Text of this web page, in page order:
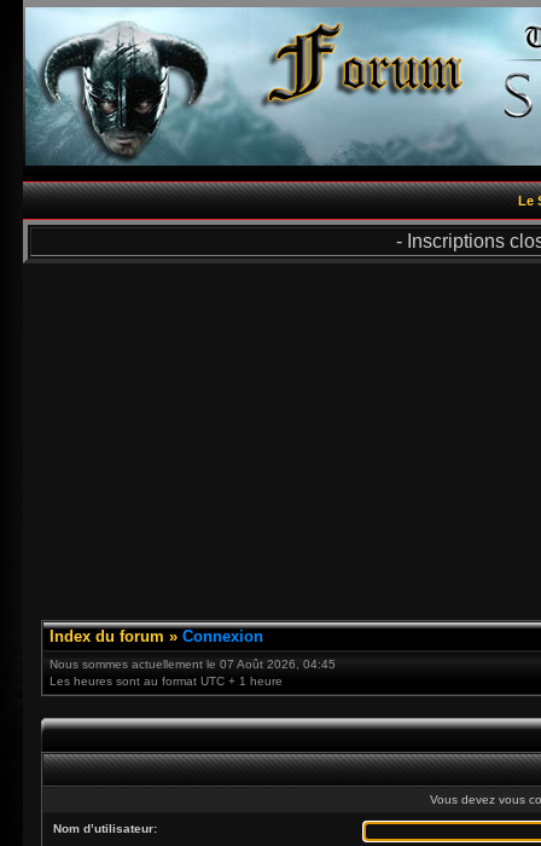
Le
- Inscriptions
Index du forum » Connexion
Nous sommes actuellement le 07 Août 2026, 04:45
Les heures sont au format UTC + 1 heure
Vous devez vous
Nom d’utilisateur: